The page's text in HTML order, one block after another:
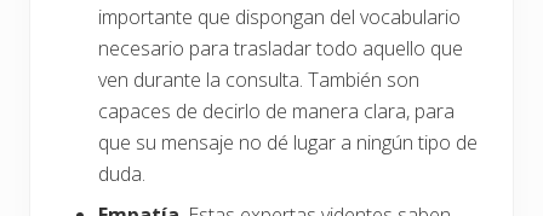
importante que dispongan del vocabulario
necesario para trasladar todo aquello que
ven durante la consulta. También son
capaces de decirlo de manera clara, para
que su mensaje no dé lugar a ningún tipo de
duda.